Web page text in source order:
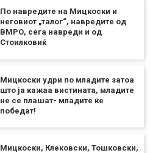
По навредите на Мицкоски и
неговиот „талог“, навредите од
ВМРО, сега навреди и од
Стоилковиќ
Мицкоски удри по младите затоа
што ја кажаа вистината, младите
не се плашат- младите ќе
победат!
Мицкоски, Клековски, Тошковски,